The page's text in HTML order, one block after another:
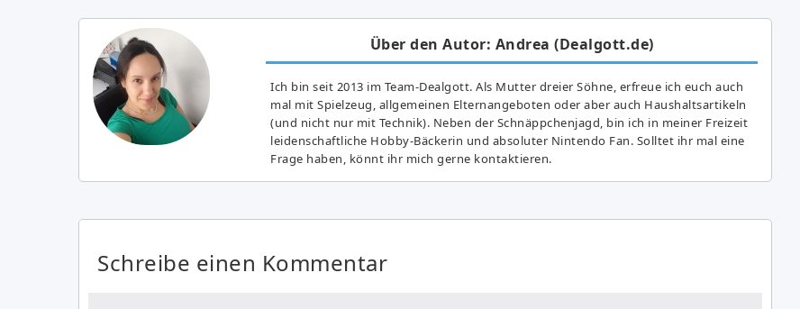
Über den Autor: Andrea (Dealgott.de)
Ich bin seit 2013 im Team-Dealgott. Als Mutter dreier Söhne, erfreue ich euch auch
mal mit Spielzeug, allgemeinen Elternangeboten oder aber auch Haushaltsartikeln
(und nicht nur mit Technik). Neben der Schnäppchenjagd, bin ich in meiner Freizeit
leidenschaftliche Hobby-Bäckerin und absoluter Nintendo Fan. Solltet ihr mal eine
Frage haben, könnt ihr mich gerne kontaktieren.
Schreibe einen Kommentar